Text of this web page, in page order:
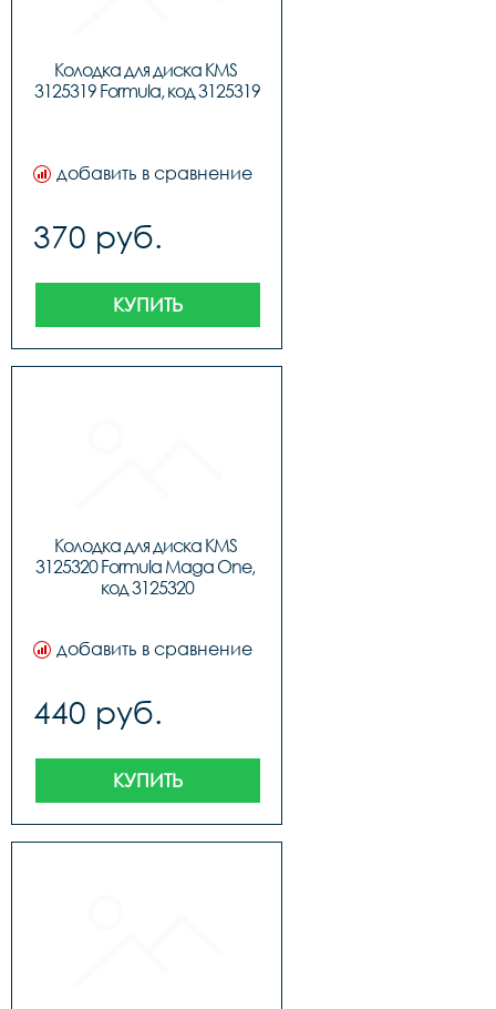
Колодка для диска KMS
3125319 Formula, код 3125319
добавить в сравнение
370 руб.
КУПИТЬ
Колодка для диска KMS
3125320 Formula Maga One,
код 3125320
добавить в сравнение
440 руб.
КУПИТЬ